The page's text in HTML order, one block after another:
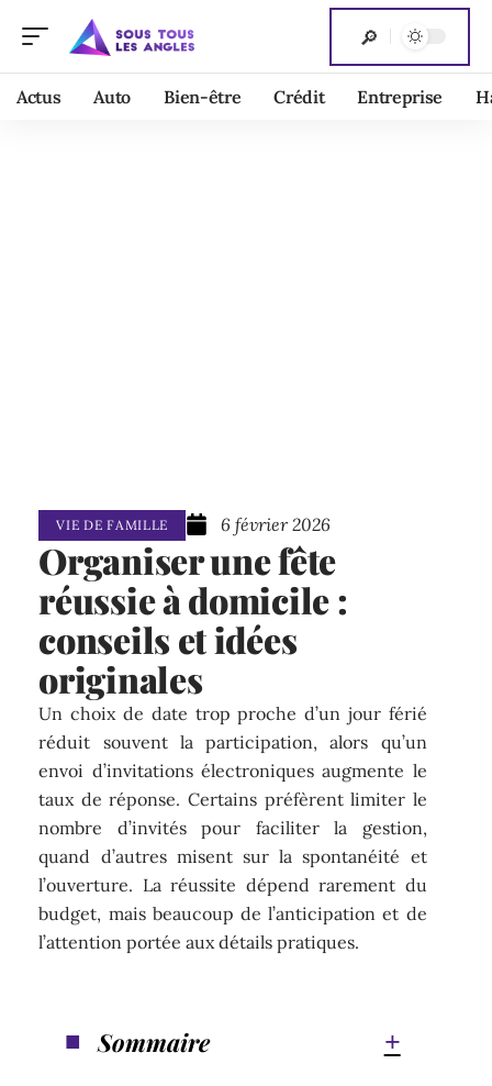
Actus Auto Bien-être Crédit Entreprise
VIE DE FAMILLE 6 février 2026
Organiser une fête
réussie à domicile :
conseils et idées
originales
Un choix de date trop proche d’un jour férié
réduit souvent la participation, alors qu’un
envoi d’invitations électroniques augmente le
taux de réponse. Certains préfèrent limiter le
nombre d’invités pour faciliter la gestion,
quand d’autres misent sur la spontanéité et
l’ouverture. La réussite dépend rarement du
budget, mais beaucoup de l’anticipation et de
l’attention portée aux détails pratiques.
Sommaire